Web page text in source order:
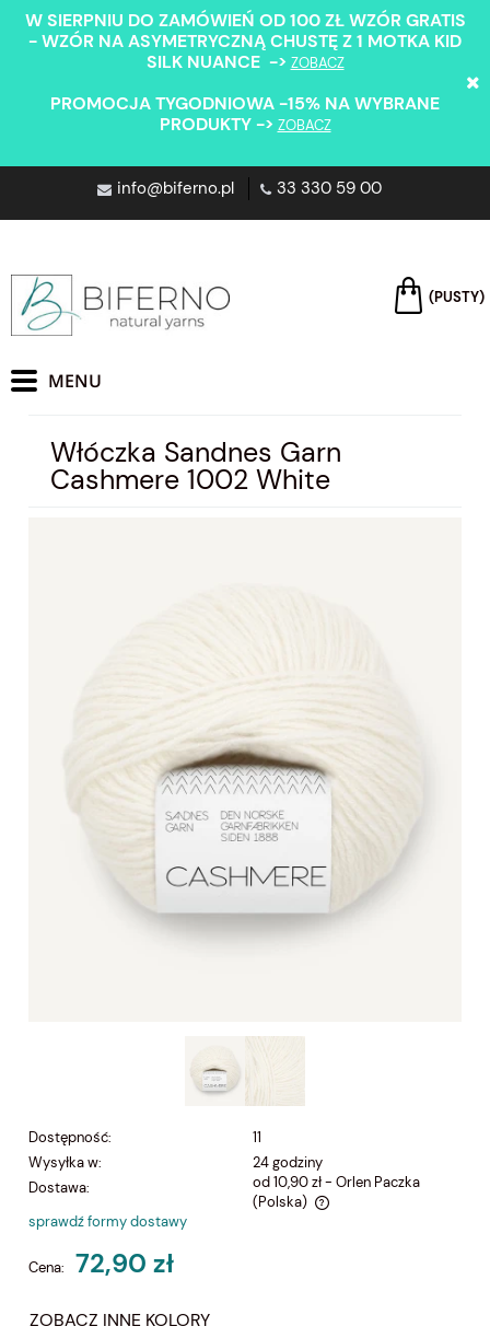
W SIERPNIU DO ZAMÓWIEŃ OD 100 ZŁ WZÓR GRATIS
- WZÓR NA ASYMETRYCZNĄ CHUSTĘ Z 1 MOTKA KID
SILK NUANCE -> ZOBACZ
PROMOCJA TYGODNIOWA -15% NA WYBRANE
PRODUKTY -> ZOBACZ
info@biferno.pl 33 330 59 00
(PUSTY)
Włóczka Sandnes Garn
Cashmere 1002 White
Dostępność:
11
Wysyłka w:
24 godziny
Dostawa:
od 10,90 zł - Orlen Paczka
(Polska)
Cena nie zawiera ewentualnych kosztów płatności
sprawdź formy dostawy
Cena: 72,90 zł
ZOBACZ INNE KOLORY